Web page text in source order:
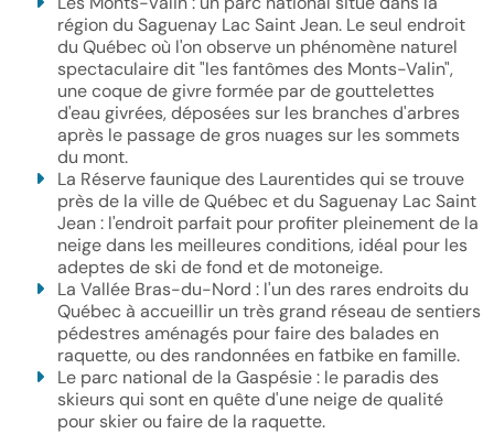
région du Saguenay Lac Saint Jean. Le seul endroit
du Québec où l'on observe un phénomène naturel
spectaculaire dit "les fantômes des Monts-Valin",
une coque de givre formée par de gouttelettes
d'eau givrées, déposées sur les branches d'arbres
après le passage de gros nuages sur les sommets
du mont.
La Réserve faunique des Laurentides qui se trouve
près de la ville de Québec et du Saguenay Lac Saint
Jean : l'endroit parfait pour profiter pleinement de la
neige dans les meilleures conditions, idéal pour les
adeptes de ski de fond et de motoneige.
La Vallée Bras-du-Nord : l'un des rares endroits du
Québec à accueillir un très grand réseau de sentiers
pédestres aménagés pour faire des balades en
raquette, ou des randonnées en fatbike en famille.
Le parc national de la Gaspésie : le paradis des
skieurs qui sont en quête d'une neige de qualité
pour skier ou faire de la raquette.